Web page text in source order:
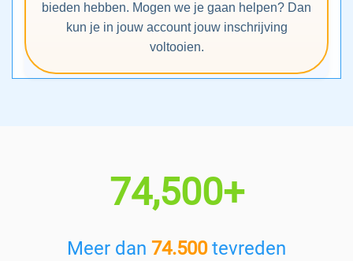
bieden hebben. Mogen we je gaan helpen? Dan
kun je in jouw account jouw inschrijving
voltooien.
74,500+
Meer dan 74.500tevreden